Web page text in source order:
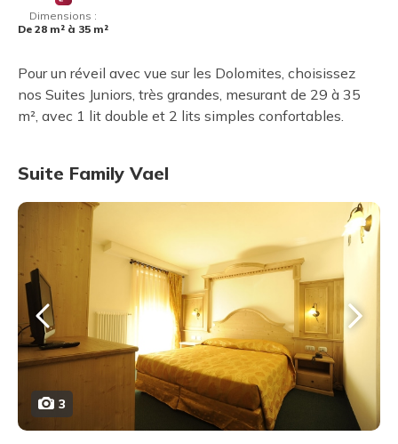
Dimensions :
De 28 m² à 35 m²
Pour un réveil avec vue sur les Dolomites, choisissez
nos Suites Juniors, très grandes, mesurant de 29 à 35
m², avec 1 lit double et 2 lits simples confortables.
Suite Family Vael
3